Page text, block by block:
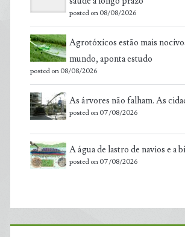
posted on 08/08/2026
Agrotóxicos estão mais
mundo, aponta estudo
posted on 08/08/2026
As árvores não falham. As
posted on 07/08/2026
A água de lastro de navios e a
posted on 07/08/2026